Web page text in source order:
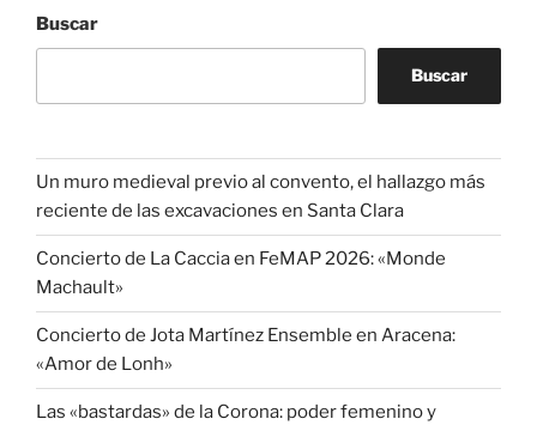
Buscar
Buscar
Un muro medieval previo al convento, el hallazgo más
reciente de las excavaciones en Santa Clara
Concierto de La Caccia en FeMAP 2026: «Monde
Machault»
Concierto de Jota Martínez Ensemble en Aracena:
«Amor de Lonh»
Las «bastardas» de la Corona: poder femenino y